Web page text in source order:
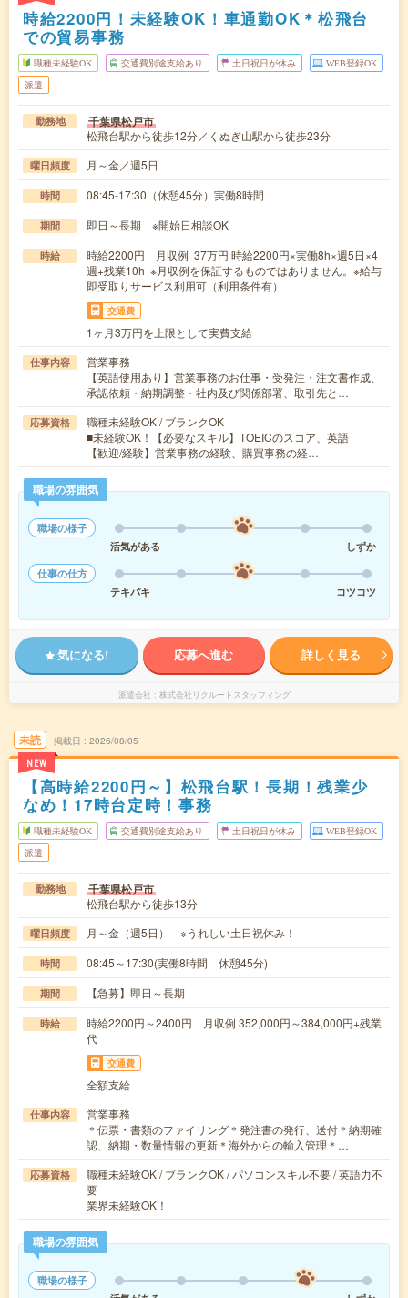
時給2200円！未経験OK！車通勤OK＊松飛台
での貿易事務
職種未経験OK 交通費別途支給あり 土日祝日が休み WEB登録OK
派遣
勤務地 千葉県松戸市
松飛台駅から徒歩12分／くぬぎ山駅から徒歩23分
曜日頻度 月～金／週5日
時間 08:45-17:30（休憩45分）実働8時間
期間 即日～長期 ※開始日相談OK
時給
時給2200円 月収例 37万円 時給2200円×実働8h×週5日×4
週+残業10h ※月収例を保証するものではありません。※給与
即受取りサービス利用可（利用条件有）
交通費
1ヶ月3万円を上限として実費支給
仕事内容
営業事務
【英語使用あり】営業事務のお仕事・受発注・注文書作成、
承認依頼・納期調整・社内及び関係部署、取引先と…
応募資格
職種未経験OK / ブランクOK
■未経験OK！【必要なスキル】TOEICのスコア、英語
【歓迎/経験】営業事務の経験、購買事務の経…
職場の雰囲気
職場の様子
活気がある
しずか
仕事の仕方
テキパキ
コツコツ
気になる! 応募へ進む 詳しく見る
派遣会社 株式会社リクルートスタッフィング
未読
NEW
掲載日 2026/08/05
【高時給2200円～】松飛台駅！長期！残業少
なめ！17時台定時！事務
職種未経験OK 交通費別途支給あり 土日祝日が休み WEB登録OK
派遣
勤務地 千葉県松戸市
松飛台駅から徒歩13分
曜日頻度 月～金（週5日） ※うれしい土日祝休み！
時間 08:45～17:30(実働8時間 休憩45分)
期間 【急募】即日～長期
時給
時給2200円～2400円 月収例 352,000円～384,000円+残業
代
交通費
全額支給
仕事内容
営業事務
＊伝票・書類のファイリング＊発注書の発行、送付＊納期確
認、納期・数量情報の更新＊海外からの輸入管理＊…
応募資格
職種未経験OK / ブランクOK / パソコンスキル不要 / 英語力不
要
業界未経験OK！
職場の雰囲気
職場の様子